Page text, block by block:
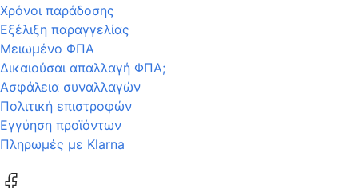
Χρόνοι παράδοσης
Εξέλιξη παραγγελίας
Μειωμένο ΦΠΑ
Δικαιούσαι απαλλαγή ΦΠΑ;
Ασφάλεια συναλλαγών
Πολιτική επιστροφών
Εγγύηση προϊόντων
Πληρωμές με Klarna